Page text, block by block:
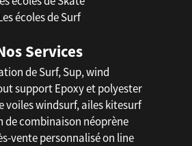
écoles de Surf
Services
de Surf, Sup, wind
support Epoxy et polyester
voiles windsurf, ailes kitesurf
de combinaison néoprène
vente personnalisé on line